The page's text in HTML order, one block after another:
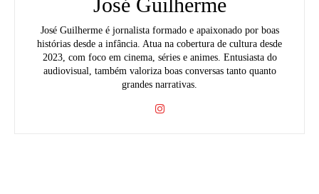
José Guilherme é jornalista formado e apaixonado por boas
histórias desde a infância. Atua na cobertura de cultura desde
2023, com foco em cinema, séries e animes. Entusiasta do
audiovisual, também valoriza boas conversas tanto quanto
grandes narrativas.